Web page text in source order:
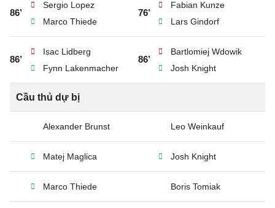
86’
Sergio Lopez
Marco Thiede
76’
Fabian Kunze
Lars Gindorf
86’
Isac Lidberg
Fynn Lakenmacher
86’
Bartlomiej Wdowik
Josh Knight
Cầu thủ dự bị
Alexander Brunst Leo Weinkauf
Matej Maglica Josh Knight
Marco Thiede Boris Tomiak